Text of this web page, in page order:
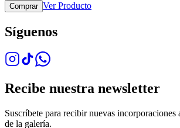
Comprar Ver Producto
Síguenos
Recibe nuestra newsletter
Suscríbete para recibir nuevas
de la galería.